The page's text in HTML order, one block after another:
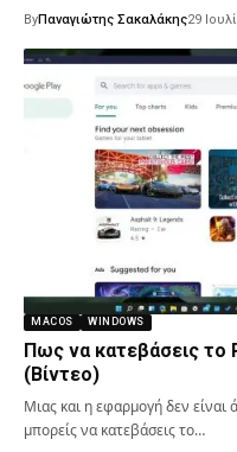
ByΠαναγιώτης Σακαλάκης29
MACOS WINDOWS
Πως να κατεβάσεις το
(Βίντεο)
Μιας και η εφαρμογή δεν είναι
μπορείς να κατεβάσεις το…